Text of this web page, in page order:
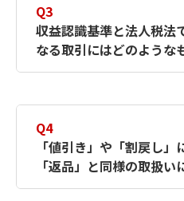
税務調査では、請
上時期を判断するの
書、完了通知書な
す。期末前後の取引
則に従って収益計
したが、国際財務報
合性を重視する目
ます。
Q3
収益認識基準と法人税法
なる取引にはどのような
り、収益から控除し
は、実際に返品が発
除することになり
Q4
「値引き」や「割戻し
「返品」と同様の取扱い